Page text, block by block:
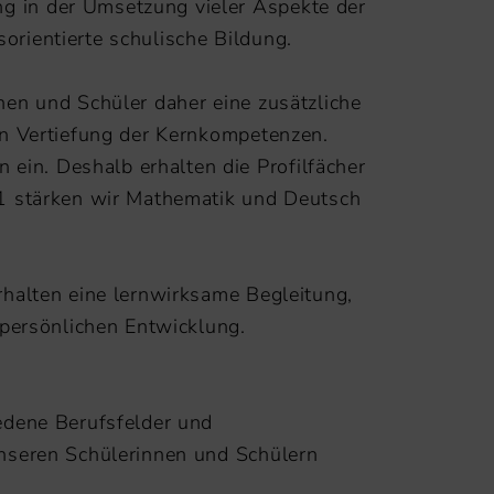
in der Umsetzung vieler Aspekte der
schulische Bildung.
und Schüler daher eine zusätzliche
der Kernkompetenzen.
ein. Deshalb erhalten die Profilfächer
stärken wir Mathematik und Deutsch
eine lernwirksame Begleitung,
ihrer persönlichen Entwicklung.
Berufsfelder und
Schülerinnen und Schülern